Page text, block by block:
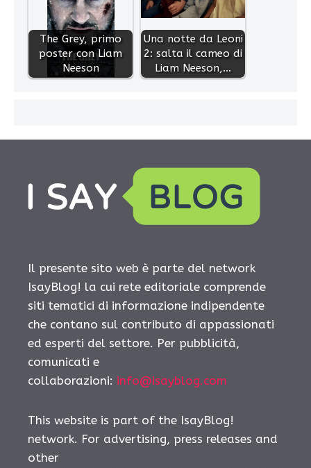
The Grey, primo
poster con Liam
Neeson
Una notte da Leoni
2: salta il cameo di
Liam Neeson,…
Il presente sito web è parte del network
IsayBlog! la cui rete editoriale comprende
siti tematici di informazione indipendente
che contano sul contributo di appassionati
ed esperti del settore. Per pubblicità,
comunicati e
collaborazioni: info@isayblog.com
This website is part of the IsayBlog!
network. For advertising, press releases and
other